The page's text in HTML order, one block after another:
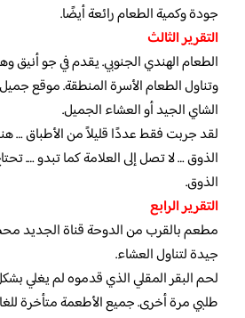
جودة وكمية الطعام رائعة أيضًا.
التقرير الثالث
الطعام الهندي الجنوبي. يقدم في جو
وتناول الطعام الأسرة المنطقة. موقع
الشاي الجيد أو العشاء الجميل.
لقد جربت فقط عددًا قليلاً من الأطباق …
الذوق … لا تصل إلى العلامة كما تبدو ….
الذوق.
التقرير الرابع
مطعم بالقرب من الدوحة قناة الجديد
جيدة لتناول العشاء.
لحم البقر المقلي الذي قدموه لم يغلي
طلبي مرة أخرى. جميع الأطعمة متأخرة